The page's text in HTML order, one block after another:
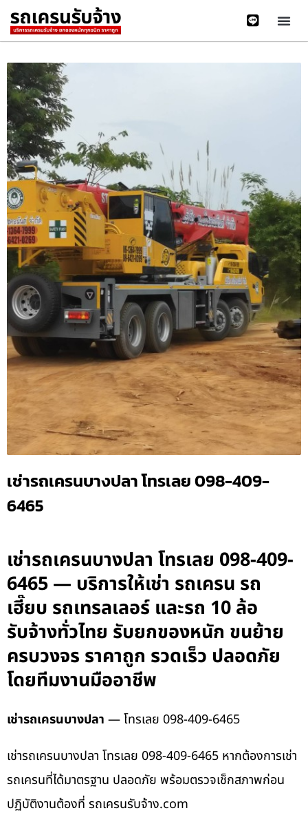
เช่ารถเครนบางปลา โทรเลย 098-409-
6465
เช่ารถเครนบางปลา โทรเลย 098-409-
6465 — บริการให้เช่า รถเครน รถ
เฮี๊ยบ รถเทรลเลอร์ และรถ 10 ล้อ
รับจ้างทั่วไทย รับยกของหนัก ขนย้าย
ครบวงจร ราคาถูก รวดเร็ว ปลอดภัย
โดยทีมงานมืออาชีพ
เช่ารถเครนบางปลา — โทรเลย 098-409-6465
เช่ารถเครนบางปลา โทรเลย 098-409-6465 หากต้องการเช่า
รถเครนที่ได้มาตรฐาน ปลอดภัย พร้อมตรวจเช็กสภาพก่อน
ปฏิบัติงานต้องที่ รถเครนรับจ้าง.com